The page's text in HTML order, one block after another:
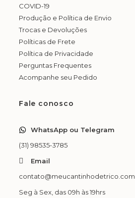
COVID-19
Produção e Política de Envio
Trocas e Devoluções
Políticas de Frete
Política de Privacidade
Perguntas Frequentes
Acompanhe seu Pedido
Fale conosco
WhatsApp ou Telegram
(31) 98535-3785
Email
contato@meucantinhodetrico.com
Seg à Sex, das 09h às 19hrs